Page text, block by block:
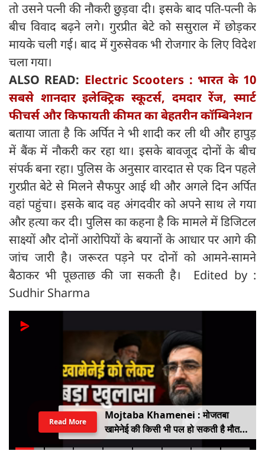
तो उसने पत्नी की नौकरी छुड़वा दी। इसके बाद पति-पत्नी के
बीच विवाद बढ़ने लगे। गुरप्रीत बेटे को ससुराल में छोड़कर
मायके चली गई। बाद में गुरुसेवक भी रोजगार के लिए विदेश
चला गया।
ALSO READ: Electric Scooters : भारत के 10
सबसे शानदार इलेक्ट्रिक स्कूटर्स, दमदार रेंज, स्मार्ट
फीचर्स और किफायती कीमत का बेहतरीन कॉम्बिनेशन
बताया जाता है कि अर्पित ने भी शादी कर ली थी और हापुड़
में बैंक में नौकरी कर रहा था। इसके बावजूद दोनों के बीच
संपर्क बना रहा। पुलिस के अनुसार वारदात से एक दिन पहले
गुरप्रीत बेटे से मिलने सैफपुर आई थी और अगले दिन अर्पित
वहां पहुंचा। इसके बाद वह अंगदवीर को अपने साथ ले गया
और हत्या कर दी। पुलिस का कहना है कि मामले में डिजिटल
साक्ष्यों और दोनों आरोपियों के बयानों के आधार पर आगे की
जांच जारी है। जरूरत पड़ने पर दोनों को आमने-सामने
बैठाकर भी पूछताछ की जा सकती है। Edited by :
Sudhir Sharma
Mojtaba Khamenei : मोजतबा
खामेनेई की किसी भी पल हो सकती है मौत,
इजराइली मीडिया के दावे के बीच सामने आया
Read More